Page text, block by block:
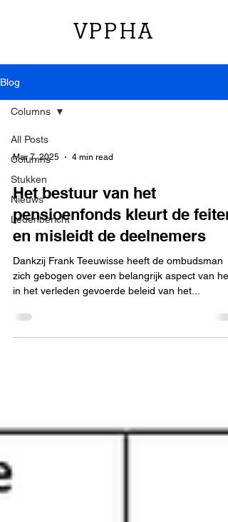
VPPHA
Blog
All Posts
Columns
Stukken
Nieuws
Ledenbericht
Columns
Mar 7, 2025 4 min read
Het bestuur van het
pensioenfonds kleurt de feiten
en misleidt de deelnemers
Dankzij Frank Teeuwisse heeft de ombudsman
zich gebogen over een belangrijk aspect van het
in het verleden gevoerde beleid van het...